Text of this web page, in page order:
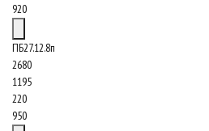
920
ПБ27.12.8п
2680
1195
220
950